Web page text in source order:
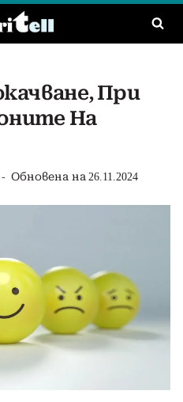
При
На
Обновена на 26.11.2024